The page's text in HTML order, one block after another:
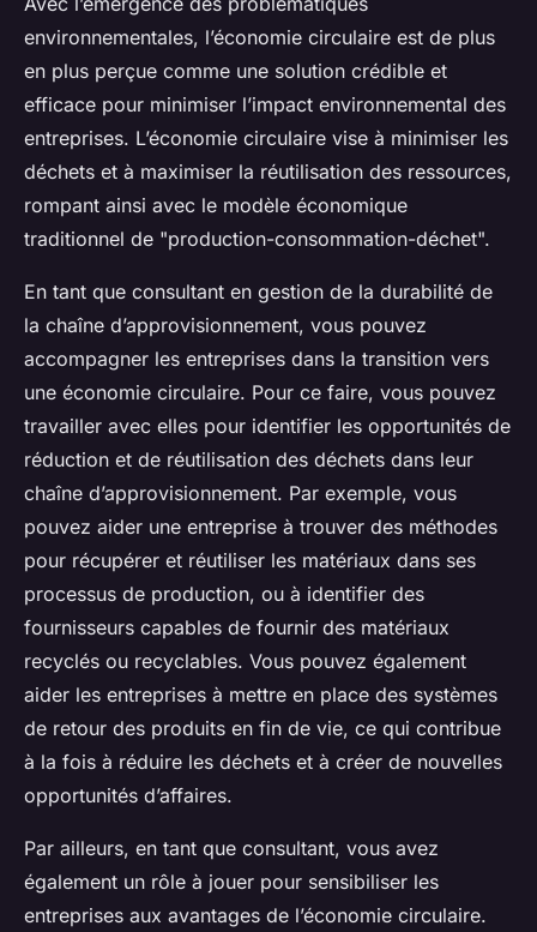
environnementales, l’économie circulaire est de plus
en plus perçue comme une solution crédible et
efficace pour minimiser l’impact environnemental des
entreprises. L’économie circulaire vise à minimiser les
déchets et à maximiser la réutilisation des ressources,
rompant ainsi avec le modèle économique
traditionnel de "production-consommation-déchet".
En tant que consultant en gestion de la durabilité de
la chaîne d’approvisionnement, vous pouvez
accompagner les entreprises dans la transition vers
une économie circulaire. Pour ce faire, vous pouvez
travailler avec elles pour identifier les opportunités de
réduction et de réutilisation des déchets dans leur
chaîne d’approvisionnement. Par exemple, vous
pouvez aider une entreprise à trouver des méthodes
pour récupérer et réutiliser les matériaux dans ses
processus de production, ou à identifier des
fournisseurs capables de fournir des matériaux
recyclés ou recyclables. Vous pouvez également
aider les entreprises à mettre en place des systèmes
de retour des produits en fin de vie, ce qui contribue
à la fois à réduire les déchets et à créer de nouvelles
opportunités d’affaires.
Par ailleurs, en tant que consultant, vous avez
également un rôle à jouer pour sensibiliser les
entreprises aux avantages de l’économie circulaire.